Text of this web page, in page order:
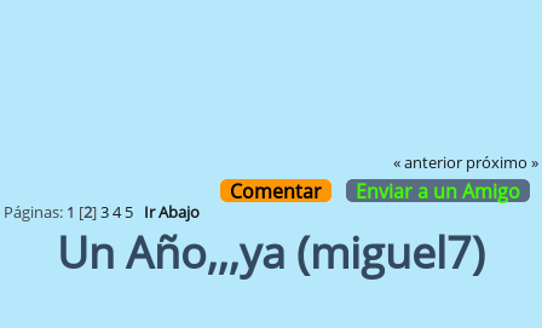
« anterior próximo »
Comentar Enviar a un Amigo
Páginas: 1 [2]3 4 5 Ir Abajo
Un Año,,,ya (miguel7)